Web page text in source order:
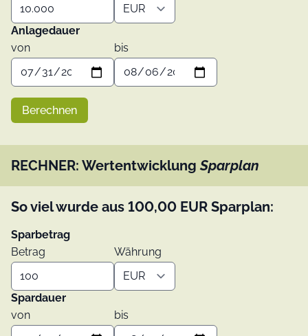
Anlagedauer
von
bis
Berechnen
RECHNER: WertentwicklungSparplan
So viel wurde aus 100,00 EUR Sparplan:
Sparbetrag
Betrag
Währung
Spardauer
von
bis